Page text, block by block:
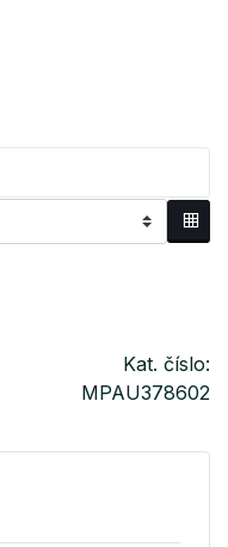
Kat. číslo:
MPAU378602